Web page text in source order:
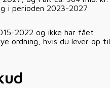
i perioden 2023-2027
2022 og ikke har fået
ordning, hvis du lever op til